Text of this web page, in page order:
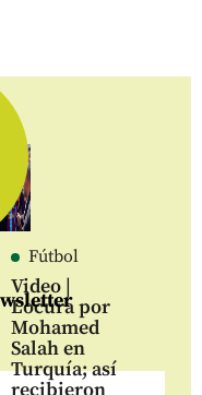
Fútbol
Video |
Locura por
Mohamed
Salah en
Turquía; así
recibieron